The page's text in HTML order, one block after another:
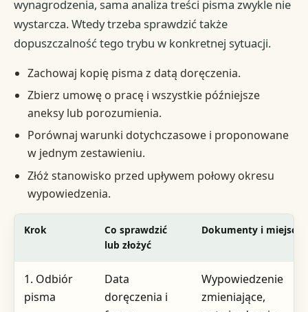
wynagrodzenia, sama analiza treści pisma zwykle nie
wystarcza. Wtedy trzeba sprawdzić także
dopuszczalność tego trybu w konkretnej sytuacji.
Zachowaj kopię pisma z datą doręczenia.
Zbierz umowę o pracę i wszystkie późniejsze
aneksy lub porozumienia.
Porównaj warunki dotychczasowe i proponowane
w jednym zestawieniu.
Złóż stanowisko przed upływem połowy okresu
wypowiedzenia.
Krok
Co sprawdzić
lub złożyć
Dokumenty i miejsce
1. Odbiór
pisma
Data
doręczenia i
Wypowiedzenie
zmieniające,